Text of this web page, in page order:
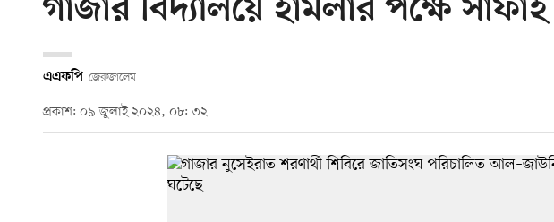
গাজার বিদ্যালয়ে হামলার পক্ষে
এএফপি জেরুজালেম
প্রকাশ: ০৯ জুলাই ২০২৪, ০৮: ৩২